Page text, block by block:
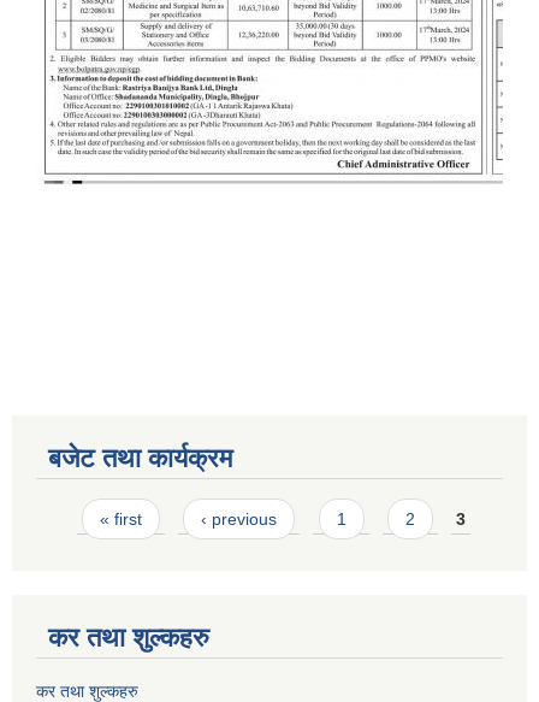
बजेट तथा कार्यक्रम
Pages
« first ‹ previous 1 2 3
कर तथा शुल्कहरु
कर तथा शुल्कहरु